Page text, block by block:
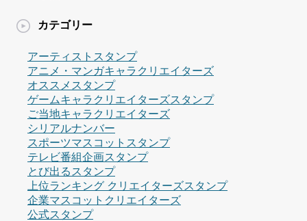
カテゴリー
アーティストスタンプ
アニメ・マンガキャラクリエイターズ
オススメスタンプ
ゲームキャラクリエイターズスタンプ
ご当地キャラクリエイターズ
シリアルナンバー
スポーツマスコットスタンプ
テレビ番組企画スタンプ
とび出るスタンプ
上位ランキング クリエイターズスタンプ
企業マスコットクリエイターズ
公式スタンプ